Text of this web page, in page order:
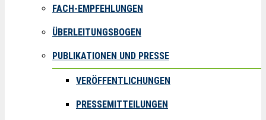
FACH-EMPFEHLUNGEN
ÜBERLEITUNGSBOGEN
PUBLIKATIONEN UND PRESSE
VERÖFFENTLICHUNGEN
PRESSEMITTEILUNGEN